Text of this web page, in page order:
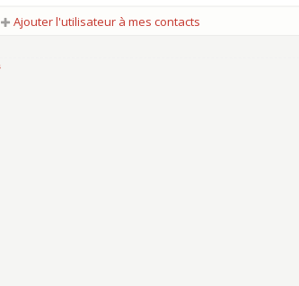
Ajouter l'utilisateur à mes contacts